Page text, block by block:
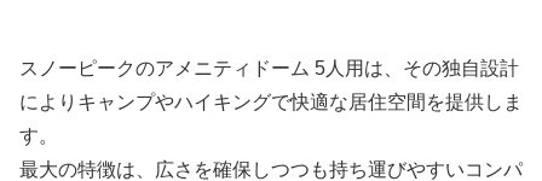
スノーピークのアメニティドーム 5人用は、その独自設計
によりキャンプやハイキングで快適な居住空間を提供しま
す。
最大の特徴は、広さを確保しつつも持ち運びやすいコンパ